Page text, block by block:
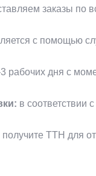
заказы по
с помощью
рабочих дня с
в соответствии
ТТН для